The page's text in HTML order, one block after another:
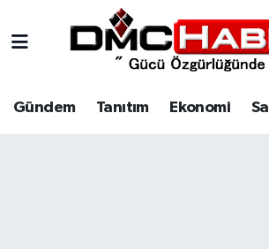
Gündem Tanıtım Ekonomi
Tanıtım
Nöbetçi Eczaneler
Hava Durumu